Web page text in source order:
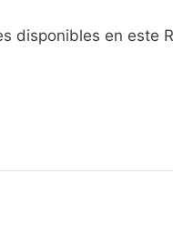
disponibles en este